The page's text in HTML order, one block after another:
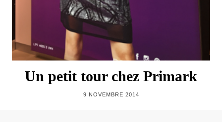
Un petit tour chez Primark
9 NOVEMBRE 2014